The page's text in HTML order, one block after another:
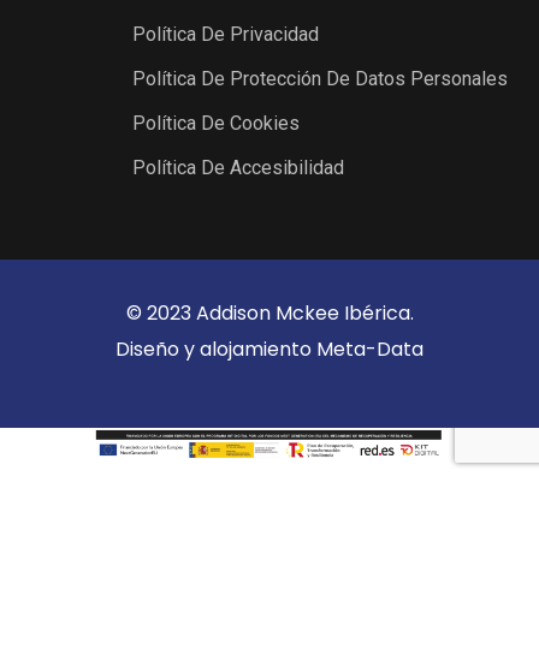
Política De Privacidad
Política De Protección De Datos Personales
Política De Cookies
Política De Accesibilidad
© 2023 Addison Mckee Ibérica.
Diseño y alojamiento Meta-Data